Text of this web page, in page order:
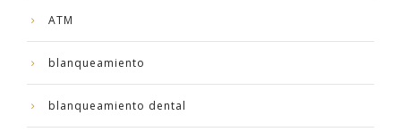
ATM
blanqueamiento
blanqueamiento dental